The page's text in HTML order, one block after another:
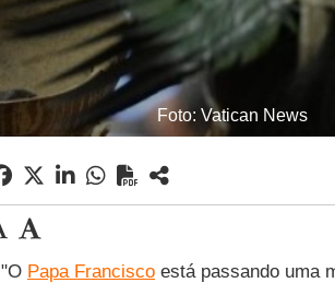
Foto: Vatican News
"O Papa Franciscoestá passando uma